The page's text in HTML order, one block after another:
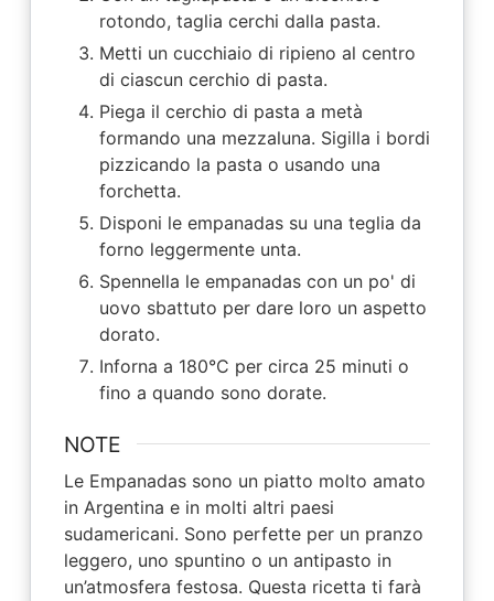
rotondo, taglia cerchi dalla pasta.
Metti un cucchiaio di ripieno al centro
di ciascun cerchio di pasta.
Piega il cerchio di pasta a metà
formando una mezzaluna. Sigilla i bordi
pizzicando la pasta o usando una
forchetta.
Disponi le empanadas su una teglia da
forno leggermente unta.
Spennella le empanadas con un po' di
uovo sbattuto per dare loro un aspetto
dorato.
Inforna a 180°C per circa 25 minuti o
fino a quando sono dorate.
NOTE
Le Empanadas sono un piatto molto amato
in Argentina e in molti altri paesi
sudamericani. Sono perfette per un pranzo
leggero, uno spuntino o un antipasto in
un’atmosfera festosa. Questa ricetta ti farà